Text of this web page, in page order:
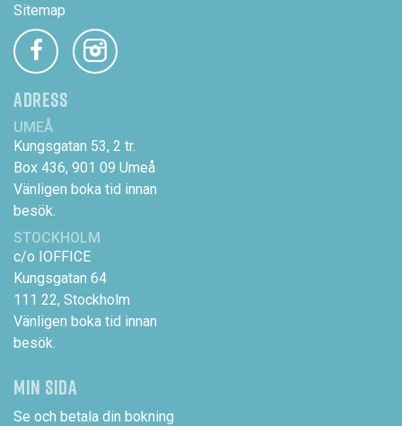
Sitemap
ADRESS
UMEÅ
Kungsgatan 53, 2 tr.
Box 436, 901 09 Umeå
Vänligen boka tid innan
besök.
STOCKHOLM
c/o IOFFICE
Kungsgatan 64
111 22, Stockholm
Vänligen boka tid innan
besök.
MIN SIDA
Se och betala din bokning